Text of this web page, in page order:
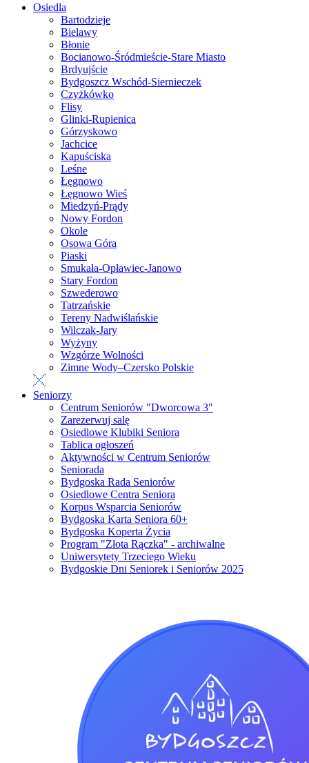
Osiedla
Bartodzieje
Bielawy
Błonie
Bocianowo-Śródmieście-Stare Miasto
Brdyujście
Bydgoszcz Wschód-Siernieczek
Czyżkówko
Flisy
Glinki-Rupienica
Górzyskowo
Jachcice
Kapuściska
Leśne
Łęgnowo
Łęgnowo Wieś
Miedzyń-Prądy
Nowy Fordon
Okole
Osowa Góra
Piaski
Smukała-Opławiec-Janowo
Stary Fordon
Szwederowo
Tatrzańskie
Tereny Nadwiślańskie
Wilczak-Jary
Wyżyny
Wzgórze Wolności
Zimne Wody–Czersko Polskie
Seniorzy
Centrum Seniorów "Dworcowa 3"
Zarezerwuj salę
Osiedlowe Klubiki Seniora
Tablica ogłoszeń
Aktywności w Centrum Seniorów
Seniorada
Bydgoska Rada Seniorów
Osiedlowe Centra Seniora
Korpus Wsparcia Seniorów
Bydgoska Karta Seniora 60+
Bydgoska Koperta Życia
Program "Złota Rączka" - archiwalne
Uniwersytety Trzeciego Wieku
Bydgoskie Dni Seniorek i Seniorów 2025